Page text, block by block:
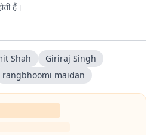
हैं।
Shah
Giriraj Singh
rangbhoomi maidan